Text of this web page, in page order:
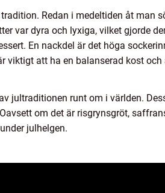
Redan i medeltiden åt man
var dyra och lyxiga, vilket gjorde
En nackdel är det höga
viktigt att ha en balanserad kost
jultraditionen runt om i världen.
om det är risgrynsgröt,
julhelgen.